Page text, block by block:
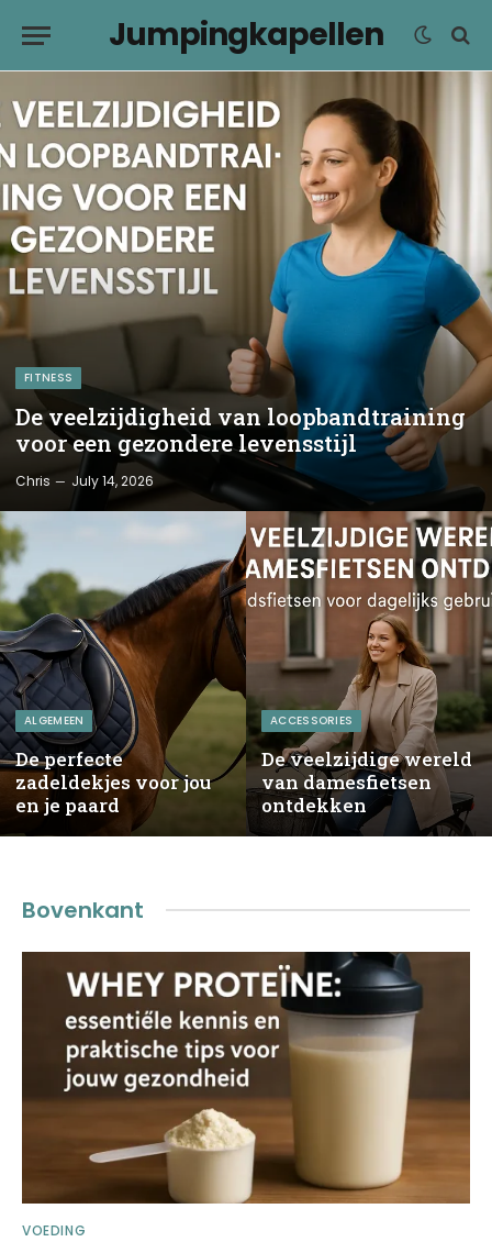
Jumpingkapellen
FITNESS
De veelzijdigheid van loopbandtraining
voor een gezondere levensstijl
Chris July 14, 2026
ALGEMEEN
De perfecte
zadeldekjes voor jou
en je paard
ACCESSORIES
De veelzijdige wereld
van damesfietsen
ontdekken
Bovenkant
VOEDING